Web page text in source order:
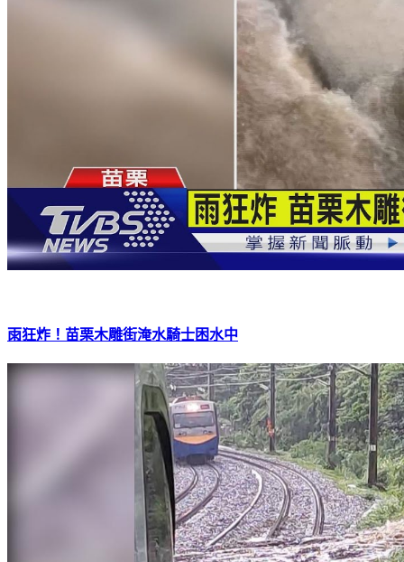
雨狂炸！苗栗木雕街淹水騎士困水中